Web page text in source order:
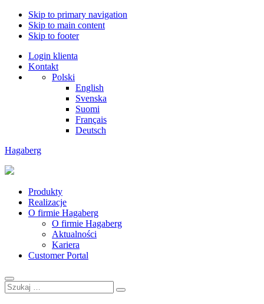
Skip to primary navigation
Skip to main content
Skip to footer
Login klienta
Kontakt
Polski
English
Svenska
Suomi
Français
Deutsch
Hagaberg
Produkty
Realizacje
O firmie Hagaberg
O firmie Hagaberg
Aktualności
Kariera
Customer Portal